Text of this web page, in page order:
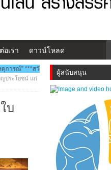
อเรา ดาวน์โหลด
...พบกับ www.ศรีราชาโพสต์.com โ
ญประโยชน์ แก่
บ
ผู้สนับสนุน